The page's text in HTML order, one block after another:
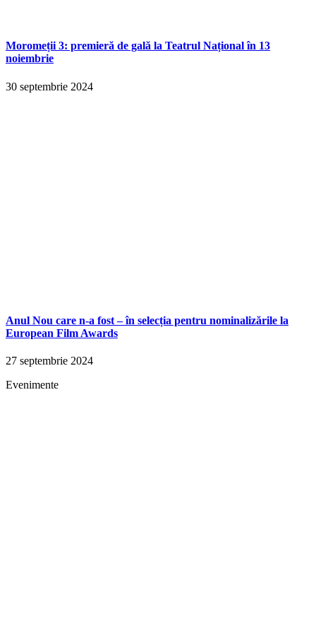
Moromeții 3: premieră de gală la Teatrul Național în 13
noiembrie
30 septembrie 2024
Anul Nou care n-a fost – în selecția pentru nominalizările la
European Film Awards
27 septembrie 2024
Evenimente